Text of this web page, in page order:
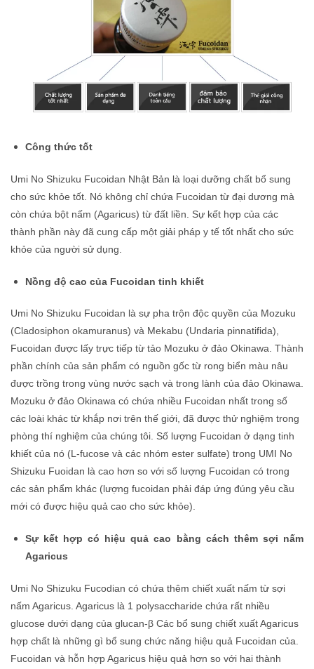
Công thức tốt
Umi No Shizuku Fucoidan Nhật Bản là loại dưỡng chất bổ sung
cho sức khỏe tốt. Nó không chỉ chứa Fucoidan từ đại dương mà
còn chứa bột nấm (Agaricus) từ đất liền. Sự kết hợp của các
thành phần này đã cung cấp một giải pháp y tế tốt nhất cho sức
khỏe của người sử dụng.
Nồng độ cao của Fucoidan tinh khiết
Umi No Shizuku Fucoidan là sự pha trộn độc quyền của Mozuku
(Cladosiphon okamuranus) và Mekabu (Undaria pinnatifida),
Fucoidan được lấy trực tiếp từ tảo Mozuku ở đảo Okinawa. Thành
phần chính của sản phẩm có nguồn gốc từ rong biển màu nâu
được trồng trong vùng nước sạch và trong lành của đảo Okinawa.
Mozuku ở đảo Okinawa có chứa nhiều Fucoidan nhất trong số
các loài khác từ khắp nơi trên thế giới, đã được thử nghiệm trong
phòng thí nghiệm của chúng tôi. Số lượng Fucoidan ở dạng tinh
khiết của nó (L-fucose và các nhóm ester sulfate) trong UMI No
Shizuku Fuoidan là cao hơn so với số lượng Fucoidan có trong
các sản phẩm khác (lượng fucoidan phải đáp ứng đúng yêu cầu
mới có được hiệu quả cao cho sức khỏe).
Sự kết hợp có hiệu quả cao bằng cách thêm sợi nấm
Agaricus
Umi No Shizuku Fucodian có chứa thêm chiết xuất nấm từ sợi
nấm Agaricus. Agaricus là 1 polysaccharide chứa rất nhiều
glucose dưới dạng của glucan-β Các bổ sung chiết xuất Agaricus
hợp chất là những gì bổ sung chức năng hiệu quả Fucoidan của.
Fucoidan và hỗn hợp Agaricus hiệu quả hơn so với hai thành